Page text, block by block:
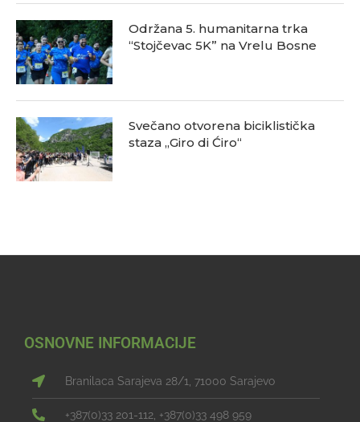
Održana 5. humanitarna trka
“Stojčevac 5K” na Vrelu Bosne
Svečano otvorena biciklistička
staza „Giro di Ćiro“
OSNOVNE INFORMACIJE
Branilaca Sarajeva 28/1, 71000 Sarajevo
+387(0)33 201-112, +387(0)33 498 959